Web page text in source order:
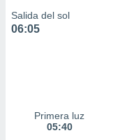
Salida del sol
06:05
Primera luz
05:40